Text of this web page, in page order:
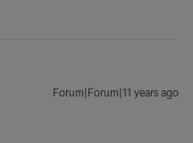
Forum|Forum|11 years ago